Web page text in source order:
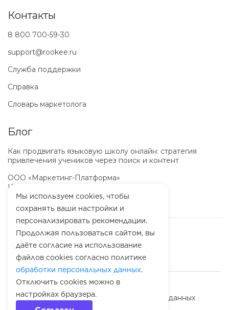
Мы используем cookies, чтобы
сохранять ваши настройки и
персонализировать рекомендации.
Продолжая пользоваться сайтом, вы
даёте согласие на использование
файлов cookies согласно политике
обработки персональных данных.
Отключить cookies можно в
настройках браузера.
Блог
Как продвигать языковую школу онлайн: стратегия
привлечения учеников через поиск и контент
ООО «Маркетинг-Платформа»
ИНН
ОГРН 1257100003863
Контакты
8 800 700-59-30
support@rookee.ru
Служба поддержки
Справка
Словарь маркетолога
Политика обработки персональных данных